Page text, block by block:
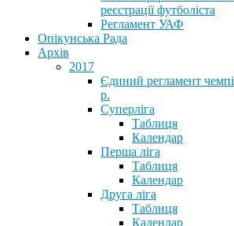
реєстрації футболіста
Регламент УАФ
Опікунська Рада
Архів
2017
Єдиний регламент
р.
Суперліга
Таблиця
Календар
Перша ліга
Таблиця
Календар
Друга ліга
Таблиця
Календар